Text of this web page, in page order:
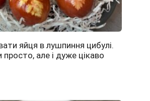
яйця в лушпиння цибулі.
просто, але і дуже цікаво